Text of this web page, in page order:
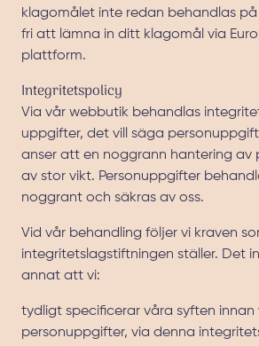
klagomålet inte redan behandlas
fri att lämna in ditt klagomål via
plattform.
Integritetspolicy
Via vår webbutik behandlas
uppgifter, det vill säga
anser att en noggrann hantering av
av stor vikt. Personuppgifter
noggrant och säkras av oss.
Vid vår behandling följer vi kraven
integritetslagstiftningen ställer. Det
annat att vi:
tydligt specificerar våra syften innan
personuppgifter, via denna